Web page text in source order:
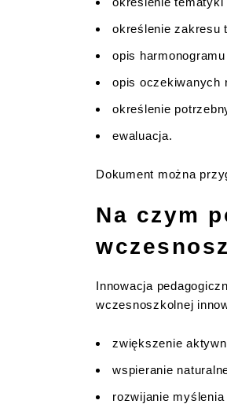
określenie zakresu
opis harmonogramu
opis oczekiwanych
określenie
ewaluacja.
Dokument można
Na czym
Innowacja
wczesnoszkolnej
zwiększenie
wspieranie
rozwijanie